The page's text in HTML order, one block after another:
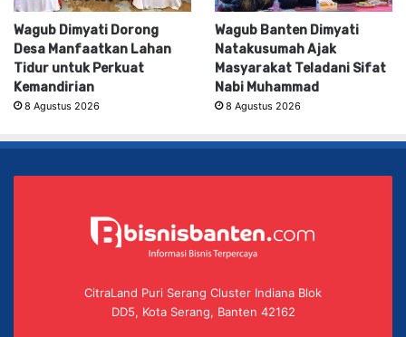
Wagub Dimyati Dorong
Desa Manfaatkan Lahan
Tidur untuk Perkuat
Kemandirian
8 Agustus 2026
Wagub Banten Dimyati
Natakusumah Ajak
Masyarakat Teladani Sifat
Nabi Muhammad
8 Agustus 2026
CitraLand Puri Serang Cluster Indiana Blok
DD5, Kota Serang, Banten 42162